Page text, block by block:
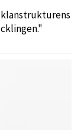
klanstrukturens